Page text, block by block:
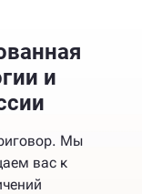
и
Мы
вас к